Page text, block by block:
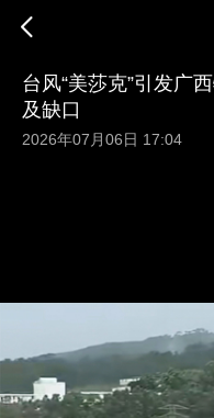
台风“美莎克”引发广
及缺口
2026年07月06日 17:04